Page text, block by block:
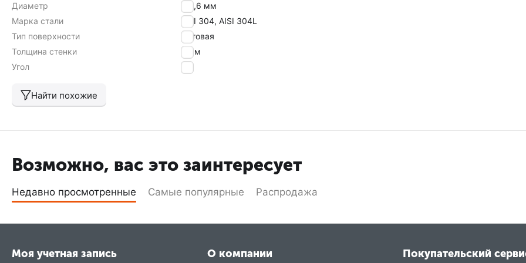
Диаметр
101,6 мм
Марка стали
AISI 304, AISI 304L
Тип поверхности
матовая
Толщина стенки
2 мм
Угол
90
Найти похожие
Возможно, вас это заинтересует
Недавно просмотренные Самые популярные Распродажа
Моя учетная запись О компании Покупательский